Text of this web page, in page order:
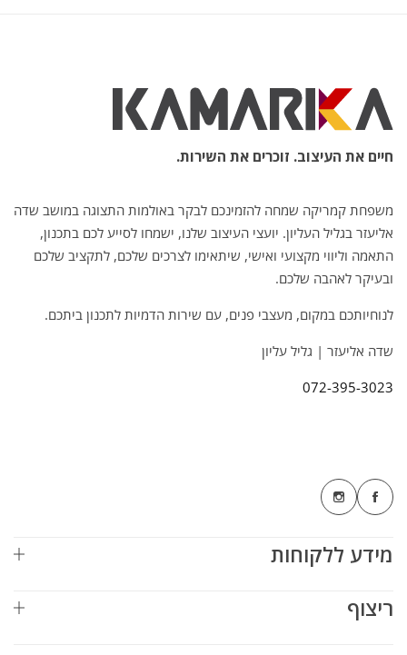
חיים את העיצוב. זוכרים את השירות.
משפחת קמריקה שמחה להזמינכם לבקר באולמות התצוגה במושב שדה
אליעזר בגליל העליון. יועצי העיצוב שלנו, ישמחו לסייע לכם בתכנון,
התאמה וליווי מקצועי ואישי, שיתאימו לצרכים שלכם, לתקציב שלכם
ובעיקר לאהבה שלכם.
לנוחיותכם במקום, מעצבי פנים, עם שירות הדמיות לתכנון ביתכם.
שדה אליעזר | גליל עליון
072-395-3023
מידע ללקוחות
ריצוף